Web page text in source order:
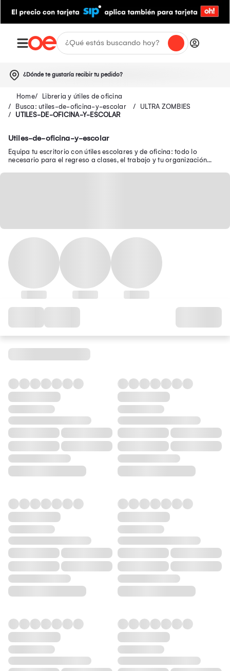
¿Dónde te gustaría recibir tu pedido?
Libreria y útiles de oficina
Busca: utiles-de-oficina-y-escolar
ULTRA ZOMBIES
UTILES-DE-OFICINA-Y-ESCOLAR
Utiles-de-oficina-y-escolar
Equipa tu escritorio con útiles escolares y de oficina: todo lo
necesario para el regreso a clases, el trabajo y tu organización